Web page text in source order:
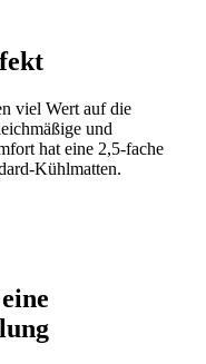
viel Wert auf die
und
hat eine 2,5-fache
Kühlmatten.